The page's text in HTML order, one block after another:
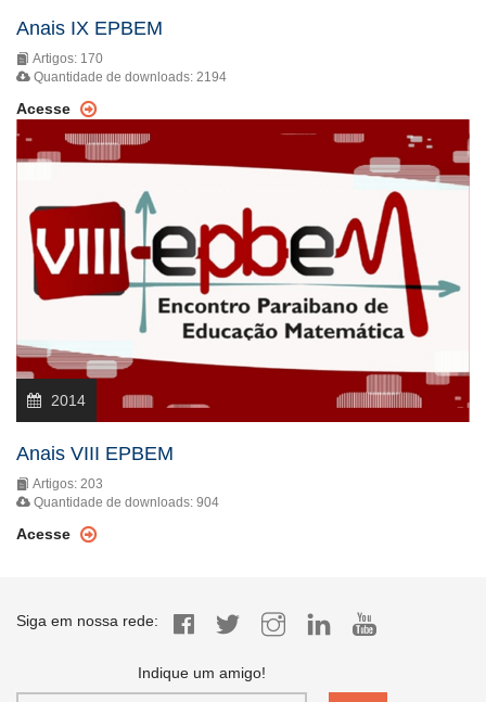
Anais IX EPBEM
Artigos: 170
Quantidade de downloads: 2194
Acesse
2014
Anais VIII EPBEM
Artigos: 203
Quantidade de downloads: 904
Acesse
Siga em nossa rede:
Indique um amigo!